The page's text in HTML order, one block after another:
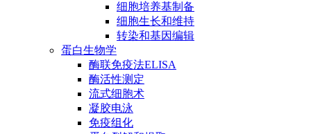
细胞培养基制备
细胞生长和维持
转染和基因编辑
蛋白生物学
酶联免疫法ELISA
酶活性测定
流式细胞术
凝胶电泳
免疫组化